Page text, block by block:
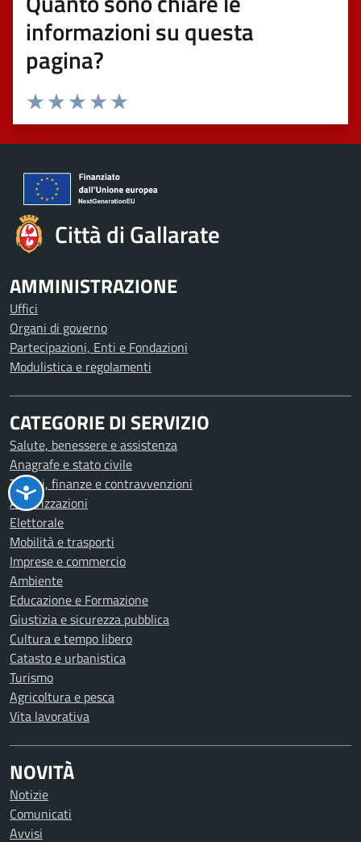
informazioni su questa
pagina?
Valuta 5 stelle su 5
Valuta 4 stelle su 5
Valuta 3 stelle su 5
Valuta 2 stelle su 5
Valuta 1 stelle su 5
Città di Gallarate
AMMINISTRAZIONE
Uffici
Organi di governo
Partecipazioni, Enti e Fondazioni
Modulistica e regolamenti
CATEGORIE DI SERVIZIO
Salute, benessere e assistenza
Anagrafe e stato civile
Tributi, finanze e contravvenzioni
Autorizzazioni
Elettorale
Mobilità e trasporti
Imprese e commercio
Ambiente
Educazione e Formazione
Giustizia e sicurezza pubblica
Cultura e tempo libero
Catasto e urbanistica
Turismo
Agricoltura e pesca
Vita lavorativa
NOVITÀ
Notizie
Comunicati
Avvisi